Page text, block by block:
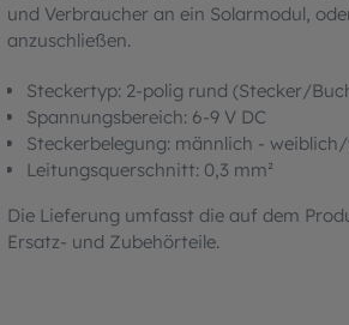
und Verbraucher an ein Solarmodul,
anzuschließen.
Steckertyp: 2-polig rund (Stecker/
Spannungsbereich: 6-9 V DC
Steckerbelegung: männlich -
Leitungsquerschnitt: 0,3 mm²
Die Lieferung umfasst die auf dem
Ersatz- und Zubehörteile.